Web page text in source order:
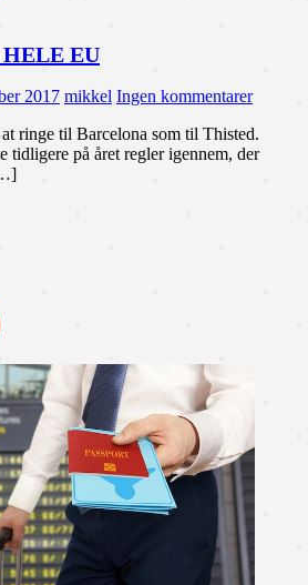
EU
2017 mikkel Ingen kommentarer
ringe til Barcelona som til Thisted.
tidligere på året regler igennem, der